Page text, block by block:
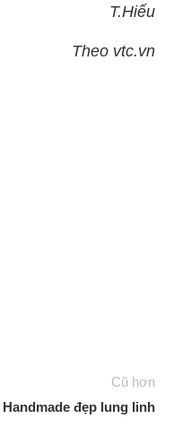
T.Hiếu
Theo vtc.vn
Cũ hơn
đẹp lung linh